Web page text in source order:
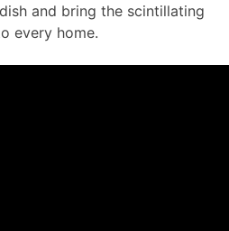
and bring the scintillating
every home.